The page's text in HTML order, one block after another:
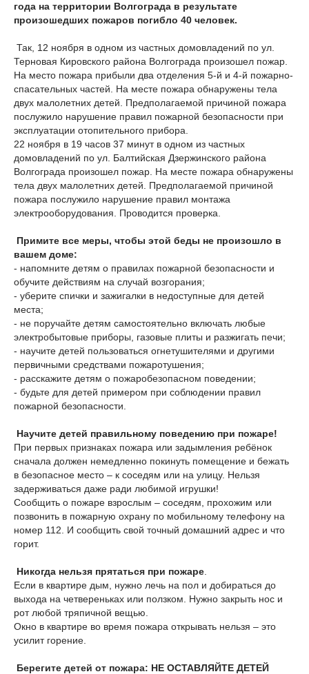
года на территории Волгограда в результате
произошедших пожаров погибло 40 человек.
Так, 12 ноября в одном из частных домовладений по ул.
Терновая Кировского района Волгограда произошел пожар.
На место пожара прибыли два отделения 5-й и 4-й пожарно-
спасательных частей. На месте пожара обнаружены тела
двух малолетних детей. Предполагаемой причиной пожара
послужило нарушение правил пожарной безопасности при
эксплуатации отопительного прибора.
22 ноября в 19 часов 37 минут в одном из частных
домовладений по ул. Балтийская Дзержинского района
Волгограда произошел пожар. На месте пожара обнаружены
тела двух малолетних детей. Предполагаемой причиной
пожара послужило нарушение правил монтажа
электрооборудования. Проводится проверка.
Примите все меры, чтобы этой беды не произошло в
вашем доме:
- напомните детям о правилах пожарной безопасности и
обучите действиям на случай возгорания;
- уберите спички и зажигалки в недоступные для детей
места;
- не поручайте детям самостоятельно включать любые
электробытовые приборы, газовые плиты и разжигать печи;
- научите детей пользоваться огнетушителями и другими
первичными средствами пожаротушения;
- расскажите детям о пожаробезопасном поведении;
- будьте для детей примером при соблюдении правил
пожарной безопасности.
Научите детей правильному поведению при пожаре!
При первых признаках пожара или задымления ребёнок
сначала должен немедленно покинуть помещение и бежать
в безопасное место – к соседям или на улицу. Нельзя
задерживаться даже ради любимой игрушки!
Сообщить о пожаре взрослым – соседям, прохожим или
позвонить в пожарную охрану по мобильному телефону на
номер 112. И сообщить свой точный домашний адрес и что
горит.
Никогда нельзя прятаться при пожаре
Если в квартире дым, нужно лечь на пол и добираться до
выхода на четвереньках или ползком. Нужно закрыть нос и
рот любой тряпичной вещью.
Окно в квартире во время пожара открывать нельзя – это
усилит горение.
Берегите детей от пожара: НЕ ОСТАВЛЯЙТЕ ДЕТЕЙ